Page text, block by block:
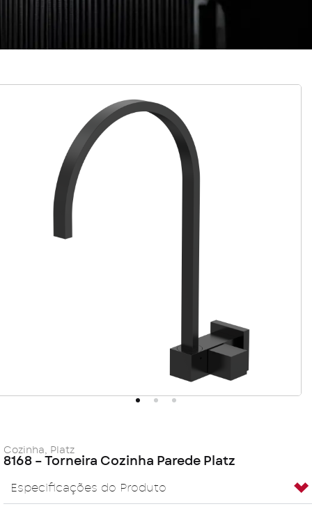
Cozinha, Platz
8168 – Torneira Cozinha Parede Platz
Especificações do Produto